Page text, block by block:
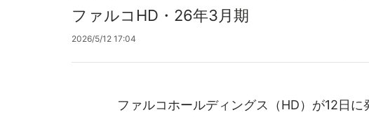
ファルコHD・26年3月期
2026/5/12 17:04
ファルコホールディングス（HD）が12日